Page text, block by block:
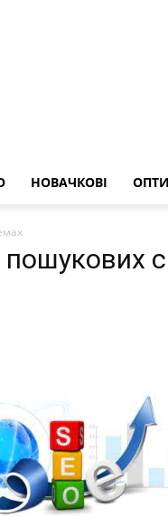
НОВАЧКОВІ